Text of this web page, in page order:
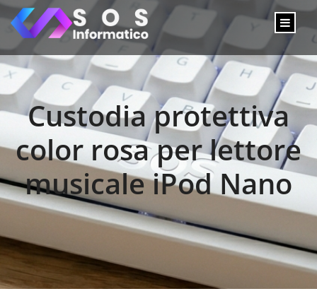
Custodia protettiva
color rosa per lettore
musicale iPod Nano